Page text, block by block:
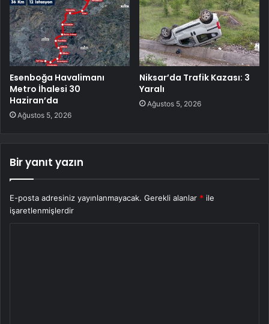
Esenboğa Havalimanı
Metro İhalesi 30
Haziran’da
Ağustos 5, 2026
Niksar’da Trafik Kazası: 3
Yaralı
Ağustos 5, 2026
Bir yanıt yazın
E-posta adresiniz yayınlanmayacak. Gerekli alanlar * ile
işaretlenmişlerdir